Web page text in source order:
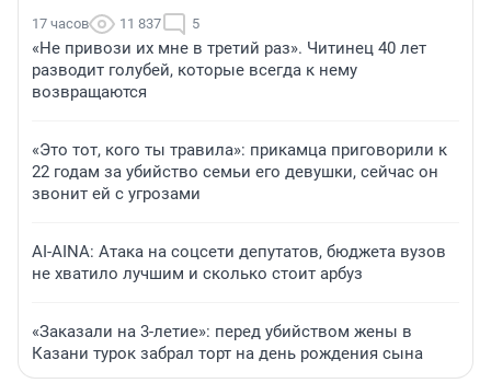
17 часов 11 837 5
«Не привози их мне в третий раз». Читинец 40 лет
разводит голубей, которые всегда к нему
возвращаются
«Это тот, кого ты травила»: прикамца приговорили к
22 годам за убийство семьи его девушки, сейчас он
звонит ей с угрозами
AI-AINA: Атака на соцсети депутатов, бюджета вузов
не хватило лучшим и сколько стоит арбуз
«Заказали на 3-летие»: перед убийством жены в
Казани турок забрал торт на день рождения сына